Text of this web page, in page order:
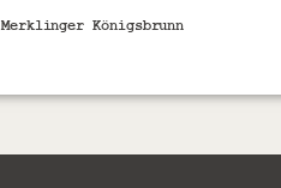
Königsbrunn